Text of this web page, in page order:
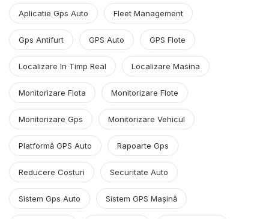
Aplicatie Gps Auto Fleet Management
Gps Antifurt GPS Auto GPS Flote
Localizare In Timp Real Localizare Masina
Monitorizare Flota Monitorizare Flote
Monitorizare Gps Monitorizare Vehicul
Platformă GPS Auto Rapoarte Gps
Reducere Costuri Securitate Auto
Sistem Gps Auto Sistem GPS Mașină